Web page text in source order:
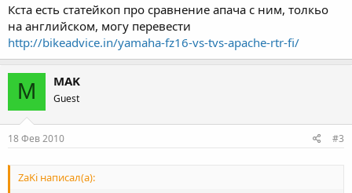
Кста есть статейкоп про сравнение апача с ним, толкьо
на английском, могу перевести
http://bikeadvice.in/yamaha-fz16-vs-tvs-apache-rtr-fi/
M MAK
Guest
18 Фев 2010 #3
ZaKi написал(а):